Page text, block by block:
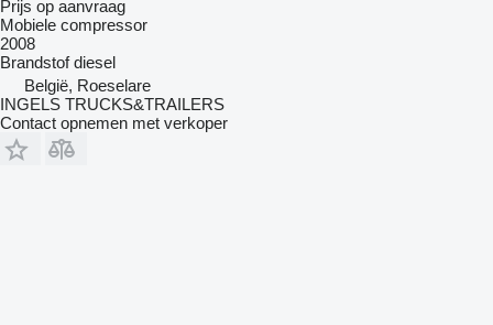
Prijs op aanvraag
Mobiele compressor
2008
Brandstof diesel
België, Roeselare
INGELS TRUCKS&TRAILERS
Contact opnemen met verkoper